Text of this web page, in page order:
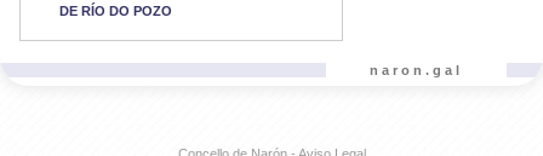
DE RÍO DO POZO
naron.gal